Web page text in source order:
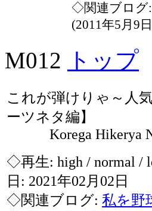
◇関連ブログ:
(2011年5月9
M012 トップ
これが弾けりゃ～人
ーツネタ編】
Korega Hikerya
◇再生: high / normal /
日: 2021年02月02日
◇関連ブログ: 私を野